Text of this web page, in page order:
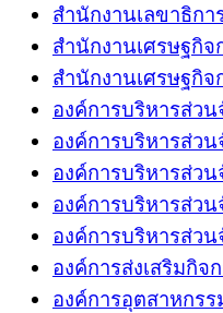
สำนักงานเลขาธิก
สำนักงานเศรษฐกิจ
สำนักงานเศรษฐกิจ
องค์การบริหารส่ว
องค์การบริหารส่วน
องค์การบริหารส่วน
องค์การบริหารส่ว
องค์การบริหารส่ว
องค์การส่งเสริมกิจ
องค์การอุตสาหกร